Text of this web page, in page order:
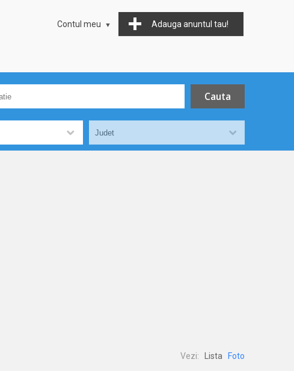
Adauga anuntul tau!
Contul meu
Vezi: Lista Foto